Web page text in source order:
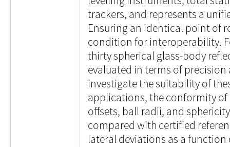
trackers, and represents a
Ensuring an identical point of
condition for interoperability.
thirty spherical glass-body
evaluated in terms of
investigate the suitability of
applications, the conformity
offsets, ball radii, and
compared with certified
lateral deviations as a